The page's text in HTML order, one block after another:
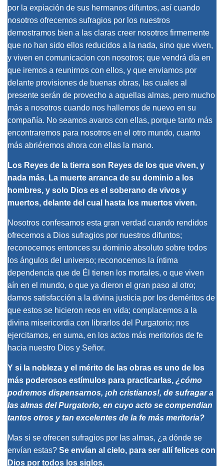
por la expiación de sus hermanos difuntos, así cuando
nosotros ofrecemos sufragios por los nuestros
demostramos bien a las claras creer nosotros firmemente
que no han sido ellos reducidos a la nada, sino que viven,
y viven en comunicacion con nosotros; que vendrá día en
que iremos a reunirnos con ellos, y que enviamos por
delante provisiones de buenas obras, las cuales al
presente serán de provecho a aquellas almas, pero mucho
más a nosotros cuando nos hallemos de nuevo en su
compañía. No seamos avaros con ellas, porque tanto más
encontraremos para nosotros en el otro mundo, cuanto
más abriéremos ahora con ellas la mano.
Los Reyes de la tierra son Reyes de los que viven, y
nada más. La muerte arranca de su dominio a los
hombres, y solo Dios es el soberano de vivos y
muertos, delante del cual hasta los muertos viven.
Nosotros confesamos esta gran verdad cuando rendidos
ofrecemos a Dios sufragios por nuestros difuntos;
reconocemos entonces su dominio absoluto sobre todos
los ángulos del universo; reconocemos la íntima
dependencia que de Él tienen los mortales, o que viven
aín en el mundo, o que ya dieron el gran paso al otro;
damos satisfacción a la divina justicia por los deméritos de
que estos se hicieron reos en vida; complacemos a la
divina misericordia con librarlos del Purgatorio; nos
ejercitamos, en suma, en los actos más meritorios de fe
hacia nuestro Dios y Señor.
Y si la nobleza у el mérito de las obras es uno de los
más poderosos estímulos para practicarlas, ¿cómo
podremos dispensarnos, ¡oh cristianos!, de sufragar a
las almas del Purgatorio, en cuyo acto se compendian
tantos otros y tan excelentes de la fe más meritoria?
Mas si se ofrecen sufragios por las almas, ¿a dónde se
envían estas? Se envían al cielo, para ser allí felices con
Dios por todos los siglos.